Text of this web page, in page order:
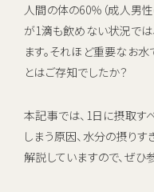
資
企
人間の体の60％（成人男
が1滴も飲めない状況で
ます。それほど重要なお
とはご存知でしたか？
本記事では、1日に摂取す
しまう原因、水分の摂り
解説していますので、ぜひ